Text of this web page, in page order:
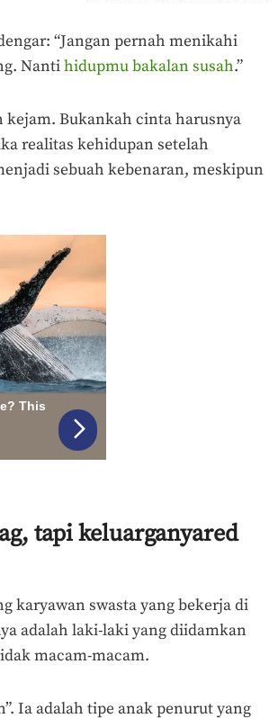
“Jangan pernah menikahi
Nantihidupmu bakalan susah.”
Bukankah cinta harusnya
realitas kehidupan setelah
sebuah kebenaran, meskipun
tapi keluarganyared
karyawan swasta yang bekerja di
adalah laki-laki yang diidamkan
macam-macam.
Ia adalah tipe anak penurut yang